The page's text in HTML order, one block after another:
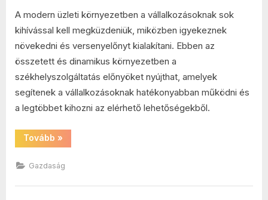
A modern üzleti környezetben a vállalkozásoknak sok
kihívással kell megküzdeniük, miközben igyekeznek
növekedni és versenyelőnyt kialakítani. Ebben az
összetett és dinamikus környezetben a
székhelyszolgáltatás előnyöket nyújthat, amelyek
segítenek a vállalkozásoknak hatékonyabban működni és
a legtöbbet kihozni az elérhető lehetőségekből.
Tovább “Székhelyszolgáltatás
–
üzleti
sikert
katalizátor”
»
Gazdaság